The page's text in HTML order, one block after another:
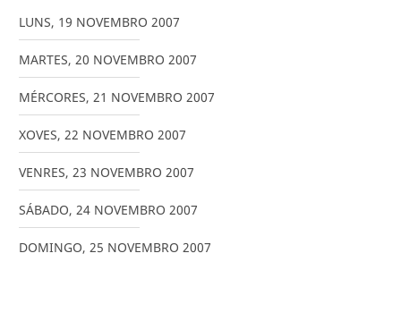
LUNS, 19 NOVEMBRO 2007
MARTES, 20 NOVEMBRO 2007
MÉRCORES, 21 NOVEMBRO 2007
XOVES, 22 NOVEMBRO 2007
VENRES, 23 NOVEMBRO 2007
SÁBADO, 24 NOVEMBRO 2007
DOMINGO, 25 NOVEMBRO 2007